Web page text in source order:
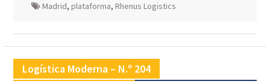
Madrid, plataforma, Rhenus Logistics
Logística Moderna – N.º 204